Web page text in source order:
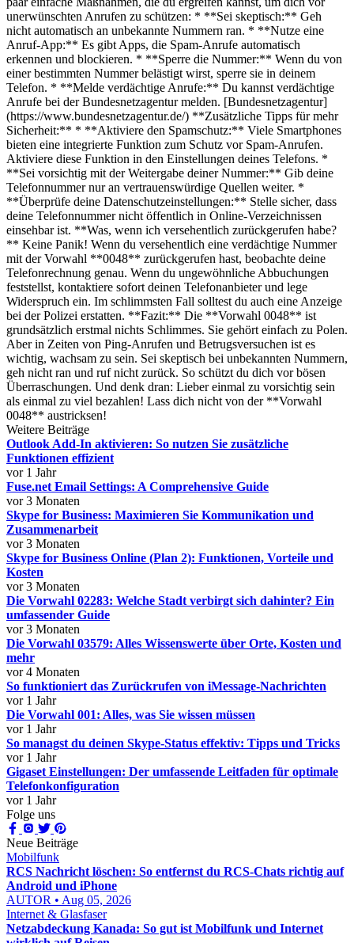
unerwünschten Anrufen zu schützen: * **Sei skeptisch:** Geh
nicht automatisch an unbekannte Nummern ran. * **Nutze eine
Anruf-App:** Es gibt Apps, die Spam-Anrufe automatisch
erkennen und blockieren. * **Sperre die Nummer:** Wenn du von
einer bestimmten Nummer belästigt wirst, sperre sie in deinem
Telefon. * **Melde verdächtige Anrufe:** Du kannst verdächtige
Anrufe bei der Bundesnetzagentur melden. [Bundesnetzagentur]
(https://www.bundesnetzagentur.de/) **Zusätzliche Tipps für mehr
Sicherheit:** * **Aktiviere den Spamschutz:** Viele Smartphones
bieten eine integrierte Funktion zum Schutz vor Spam-Anrufen.
Aktiviere diese Funktion in den Einstellungen deines Telefons. *
**Sei vorsichtig mit der Weitergabe deiner Nummer:** Gib deine
Telefonnummer nur an vertrauenswürdige Quellen weiter. *
**Überprüfe deine Datenschutzeinstellungen:** Stelle sicher, dass
deine Telefonnummer nicht öffentlich in Online-Verzeichnissen
einsehbar ist. **Was, wenn ich versehentlich zurückgerufen habe?
** Keine Panik! Wenn du versehentlich eine verdächtige Nummer
mit der Vorwahl **0048** zurückgerufen hast, beobachte deine
Telefonrechnung genau. Wenn du ungewöhnliche Abbuchungen
feststellst, kontaktiere sofort deinen Telefonanbieter und lege
Widerspruch ein. Im schlimmsten Fall solltest du auch eine Anzeige
bei der Polizei erstatten. **Fazit:** Die **Vorwahl 0048** ist
grundsätzlich erstmal nichts Schlimmes. Sie gehört einfach zu Polen.
Aber in Zeiten von Ping-Anrufen und Betrugsversuchen ist es
wichtig, wachsam zu sein. Sei skeptisch bei unbekannten Nummern,
geh nicht ran und ruf nicht zurück. So schützt du dich vor bösen
Überraschungen. Und denk dran: Lieber einmal zu vorsichtig sein
als einmal zu viel bezahlen! Lass dich nicht von der **Vorwahl
0048** austricksen!
Weitere Beiträge
Outlook Add-In aktivieren: So nutzen Sie zusätzliche
Funktionen effizient
vor 1 Jahr
Fuse.net Email Settings: A Comprehensive Guide
vor 3 Monaten
Skype for Business: Maximieren Sie Kommunikation und
Zusammenarbeit
vor 3 Monaten
Skype for Business Online (Plan 2): Funktionen, Vorteile und
Kosten
vor 3 Monaten
Die Vorwahl 02283: Welche Stadt verbirgt sich dahinter? Ein
umfassender Guide
vor 3 Monaten
Die Vorwahl 03579: Alles Wissenswerte über Orte, Kosten und
mehr
vor 4 Monaten
So funktioniert das Zurückrufen von iMessage-Nachrichten
vor 1 Jahr
Die Vorwahl 001: Alles, was Sie wissen müssen
vor 1 Jahr
So managst du deinen Skype-Status effektiv: Tipps und Tricks
vor 1 Jahr
Gigaset Einstellungen: Der umfassende Leitfaden für optimale
Telefonkonfiguration
vor 1 Jahr
Folge uns
Neue Beiträge
Mobilfunk
RCS Nachricht löschen: So entfernst du RCS-Chats richtig auf
Android und iPhone
AUTOR • Aug 05, 2026
Internet & Glasfaser
Netzabdeckung Kanada: So gut ist Mobilfunk und Internet